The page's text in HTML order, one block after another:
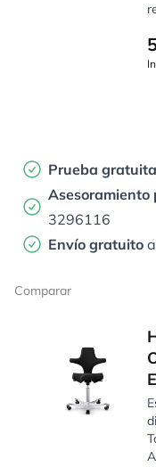
Prueba gratuita
Asesoramiento
3296116
Envío gratuito
Comparar